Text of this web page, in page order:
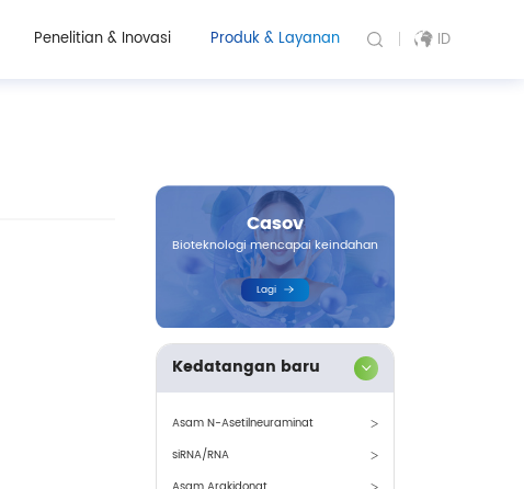
Penelitian & Inovasi Produk & Layanan ID
Casov
Bioteknologi mencapai keindahan
Lagi
Kedatangan baru
Asam N-Asetilneuraminat
siRNA/RNA